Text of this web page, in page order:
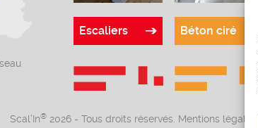
Escaliers Béton ciré
Scal’In®2026 - Tous droits réservés. Mentions légales